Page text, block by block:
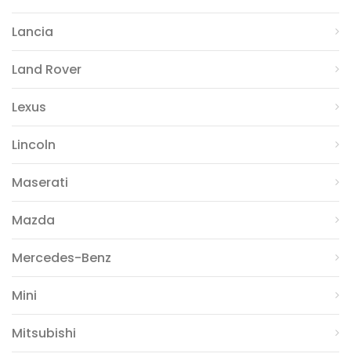
Lancia
Land Rover
Lexus
Lincoln
Maserati
Mazda
Mercedes-Benz
Mini
Mitsubishi